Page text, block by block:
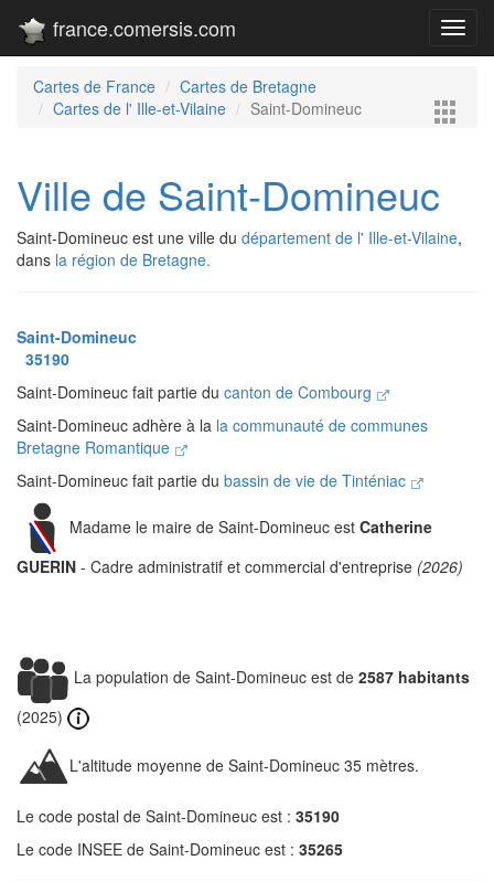
france.comersis.com
Cartes de France
Cartes de Bretagne
Cartes de l' Ille-et-Vilaine
Saint-Domineuc
Ville de Saint-Domineuc
Saint-Domineuc est une ville du département de l' Ille-et-Vilaine,
dans la région de Bretagne.
Saint-Domineuc
35190
Saint-Domineuc fait partie du canton de Combourg
Saint-Domineuc adhère à la la communauté de communes
Bretagne Romantique
Saint-Domineuc fait partie du bassin de vie de Tinténiac
Madame le maire de Saint-Domineuc est Catherine
GUERIN - Cadre administratif et commercial d'entreprise (2026)
La population de Saint-Domineuc est de 2587 habitants
(2025)
L'altitude moyenne de Saint-Domineuc 35 mètres.
Le code postal de Saint-Domineuc est : 35190
Le code INSEE de Saint-Domineuc est : 35265